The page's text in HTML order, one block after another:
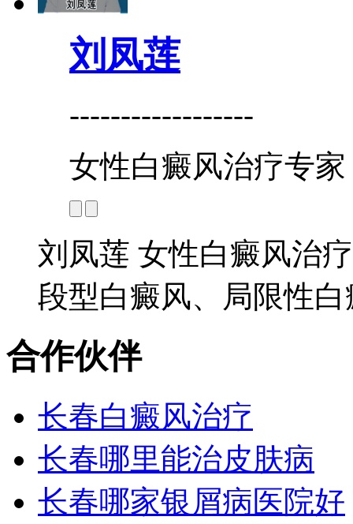
刘凤莲
------------------
女性白癜风治疗专家
刘凤莲 女性白癜风治
段型白癜风、局限性
合作伙伴
长春白癜风治疗
长春哪里能治皮肤病
长春哪家银屑病医院好